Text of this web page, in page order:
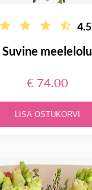
4.5
Suvine meelelolu
€ 74.00
LISA OSTUKORVI